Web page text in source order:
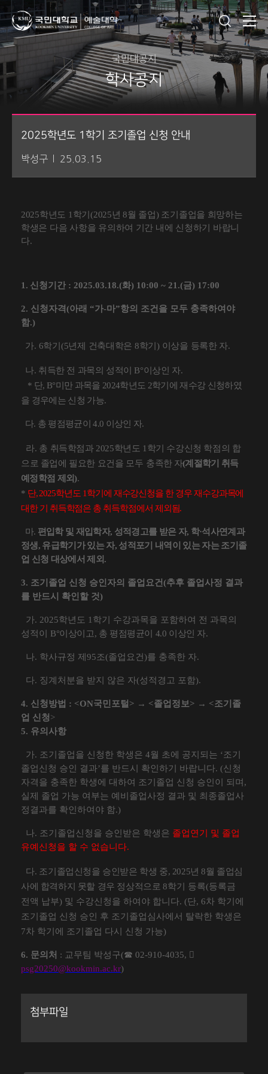
국민대공지
학사공지
2025학년도 1학기 조기졸업 신청 안내
박성구 25.03.15
2025학년도 1 학기(2025년8월 졸업) 조기졸업을 희망하는
학생은 다음 사항을 유의하여 기간 내에 신청하기 바랍니
다.
1. 신청기간 : 2025.03.18.(화) 10:00 ~ 21.(금) 17:00
2. 신청자격(아래 “가-마”항의 조건을 모두 충족하여야
함.)
가. 6학기 (5년제 건축대학은 8학기 ) 이상을 등록한 자.
나. 취득한 전 과목의 성적이 B°이상인 자.
* 단, B°미만 과목을 2024학년도 2학기에 재수강 신청하였
을 경우에는 신청 가능.
다. 총 평점평균이4.0 이상인 자.
라. 총 취득학점과 2025학년도 1 학기 수강신청 학점의 합
으로 졸업에 필요한 요건을 모두 충족한 자(계절학기 취득
예정학점 제외).
* 단, 2025학년도 1학기에 재수강신청을 한 경우 재수강과목에
대한 기 취득학점은 총 취득학점에서 제외됨.
마. 편입학 및 재입학자, 성적경고를 받은 자, 학·석사연계과
정생, 유급학기가 있는 자, 성적포기 내역이 있는 자는 조기졸
업 신청 대상에서 제외 .
3. 조기졸업 신청 승인자의 졸업요건(추후 졸업사정 결과
를 반드시 확인할 것)
가. 2025학년도 1 학기 수강과목을 포함하여 전 과목의
성적이 B°이상이고, 총 평점평균이 4.0 이상인 자.
나. 학사규정 제 95조(졸업요건 )를 충족한 자.
다. 징계처분을 받지 않은 자(성적경고 포함).
4. 신청방법 : <ON국민포털 > → <졸업정보> → <조기졸
업 신청>
5. 유의사항
가. 조기졸업을 신청한 학생은 4월 초에 공지되는 ‘조기
졸업신청 승인 결과’를 반드시 확인하기 바랍니다. (신청
자격을 충족한 학생에 대하여 조기졸업 신청 승인이 되며 ,
실제 졸업 가능 여부는 예비졸업사정 결과 및 최종졸업사
정결과를 확인하여야 함.)
나. 조기졸업신청을 승인받은 학생은 졸업연기 및 졸업
유예신청을 할 수 없습니다.
다. 조기졸업신청을 승인받은 학생 중, 2025년8월 졸업심
사에 합격하지 못할 경우 정상적으로 8학기 등록(등록금
전액 납부) 및 수강신청을 하여야 합니다. (단, 6차 학기에
조기졸업 신청 승인 후 조기졸업심사에서 탈락한 학생은
7차 학기에 조기졸업 다시 신청 가능)
6. 문의처 : 교무팀 박성구(☎ 02-910-4035, 
psg20250@kookmin.ac.kr)
첨부파일